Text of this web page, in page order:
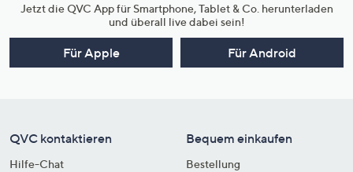
Jetzt die QVC App für Smartphone, Tablet & Co. herunterladen
und überall live dabei sein!
Für Apple Für Android
QVC kontaktieren
Hilfe-Chat
Bequem einkaufen
Bestellung